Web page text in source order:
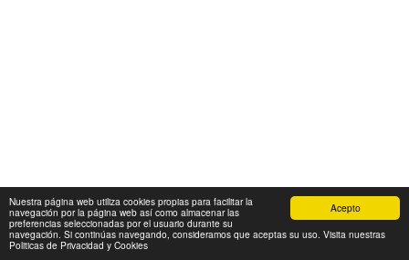
Acepto
Nuestra página web utiliza cookies propias para facilitar la
navegación por la página web así como almacenar las
preferencias seleccionadas por el usuario durante su
navegación. Si continúas navegando, consideramos que aceptas su uso. Visita nuestras
Politicas de Privacidad y Cookies